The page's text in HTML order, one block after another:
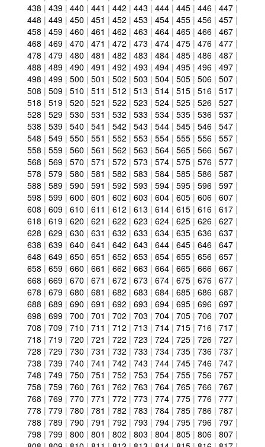
438 | 439 | 440 | 441 | 442 | 443 | 444 | 445 | 446 | 447 |
448 | 449 | 450 | 451 | 452 | 453 | 454 | 455 | 456 | 457 |
458 | 459 | 460 | 461 | 462 | 463 | 464 | 465 | 466 | 467 |
468 | 469 | 470 | 471 | 472 | 473 | 474 | 475 | 476 | 477 |
478 | 479 | 480 | 481 | 482 | 483 | 484 | 485 | 486 | 487 |
488 | 489 | 490 | 491 | 492 | 493 | 494 | 495 | 496 | 497 |
498 | 499 | 500 | 501 | 502 | 503 | 504 | 505 | 506 | 507 |
508 | 509 | 510 | 511 | 512 | 513 | 514 | 515 | 516 | 517 |
518 | 519 | 520 | 521 | 522 | 523 | 524 | 525 | 526 | 527 |
528 | 529 | 530 | 531 | 532 | 533 | 534 | 535 | 536 | 537 |
538 | 539 | 540 | 541 | 542 | 543 | 544 | 545 | 546 | 547 |
548 | 549 | 550 | 551 | 552 | 553 | 554 | 555 | 556 | 557 |
558 | 559 | 560 | 561 | 562 | 563 | 564 | 565 | 566 | 567 |
568 | 569 | 570 | 571 | 572 | 573 | 574 | 575 | 576 | 577 |
578 | 579 | 580 | 581 | 582 | 583 | 584 | 585 | 586 | 587 |
588 | 589 | 590 | 591 | 592 | 593 | 594 | 595 | 596 | 597 |
598 | 599 | 600 | 601 | 602 | 603 | 604 | 605 | 606 | 607 |
608 | 609 | 610 | 611 | 612 | 613 | 614 | 615 | 616 | 617 |
618 | 619 | 620 | 621 | 622 | 623 | 624 | 625 | 626 | 627 |
628 | 629 | 630 | 631 | 632 | 633 | 634 | 635 | 636 | 637 |
638 | 639 | 640 | 641 | 642 | 643 | 644 | 645 | 646 | 647 |
648 | 649 | 650 | 651 | 652 | 653 | 654 | 655 | 656 | 657 |
658 | 659 | 660 | 661 | 662 | 663 | 664 | 665 | 666 | 667 |
668 | 669 | 670 | 671 | 672 | 673 | 674 | 675 | 676 | 677 |
678 | 679 | 680 | 681 | 682 | 683 | 684 | 685 | 686 | 687 |
688 | 689 | 690 | 691 | 692 | 693 | 694 | 695 | 696 | 697 |
698 | 699 | 700 | 701 | 702 | 703 | 704 | 705 | 706 | 707 |
708 | 709 | 710 | 711 | 712 | 713 | 714 | 715 | 716 | 717 |
718 | 719 | 720 | 721 | 722 | 723 | 724 | 725 | 726 | 727 |
728 | 729 | 730 | 731 | 732 | 733 | 734 | 735 | 736 | 737 |
738 | 739 | 740 | 741 | 742 | 743 | 744 | 745 | 746 | 747 |
748 | 749 | 750 | 751 | 752 | 753 | 754 | 755 | 756 | 757 |
758 | 759 | 760 | 761 | 762 | 763 | 764 | 765 | 766 | 767 |
768 | 769 | 770 | 771 | 772 | 773 | 774 | 775 | 776 | 777 |
778 | 779 | 780 | 781 | 782 | 783 | 784 | 785 | 786 | 787 |
788 | 789 | 790 | 791 | 792 | 793 | 794 | 795 | 796 | 797 |
798 | 799 | 800 | 801 | 802 | 803 | 804 | 805 | 806 | 807 |